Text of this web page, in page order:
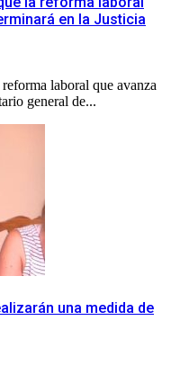
en la Justicia
laboral que avanza
general de...
una medida de